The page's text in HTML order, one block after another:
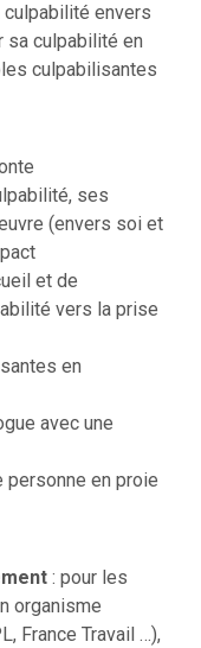
envers
sa culpabilité en
culpabilisantes
ses
(envers soi et
et de
vers la prise
en
avec une
personne en proie
: pour les
organisme
France Travail …),